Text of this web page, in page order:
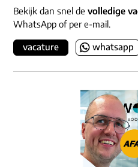
Bekijk dan snel de volledige
WhatsApp of per e-mail.
vacature whatsapp